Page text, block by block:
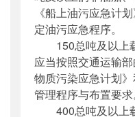
《船上油污应急计
定油污应急程序。
150总吨及以上
应当按照交通运输
物质污染应急计划
管理程序与布置要求
400总吨及以上